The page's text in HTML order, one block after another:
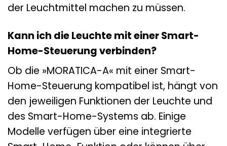
der Leuchtmittel machen zu müssen.
Kann ich die Leuchte mit einer Smart-
Home-Steuerung verbinden?
Ob die »MORATICA-A« mit einer Smart-
Home-Steuerung kompatibel ist, hängt von
den jeweiligen Funktionen der Leuchte und
des Smart-Home-Systems ab. Einige
Modelle verfügen über eine integrierte